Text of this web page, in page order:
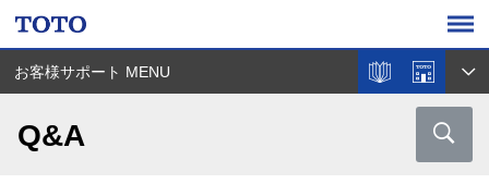
お客様サポート MENU
Q&A